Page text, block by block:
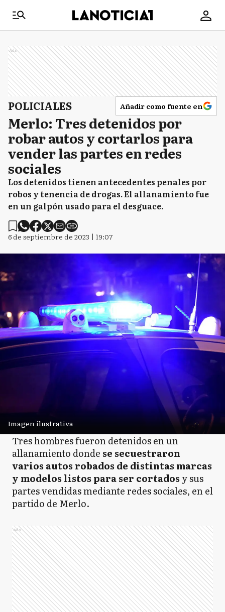
Ads
POLICIALES Añadir como fuente en
Merlo: Tres detenidos por
robar autos y cortarlos para
vender las partes en redes
sociales
Los detenidos tienen antecedentes penales por
robos y tenencia de drogas. El allanamiento fue
en un galpón usado para el desguace.
6 de septiembre de 2023 | 19:07
Imagen ilustrativa
Tres hombres fueron detenidos en un
allanamiento donde se secuestraron
varios autos robados de distintas marcas
y modelos listos para ser cortados y sus
partes vendidas mediante redes sociales, en el
partido de Merlo.
Ads